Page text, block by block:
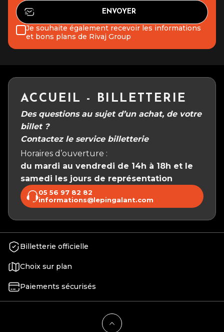
Je souhaite également recevoir les informations
et bons plans de Rivaj Group
ACCUEIL - BILLETTERIE
Des questions au sujet d’un achat, de votre
billet ?
Contactez le service billetterie
Horaires d’ouverture :
du mardi au vendredi de 14h à 18h et le
samedi les jours de représentation
05 56 97 82 82
informations@lepingalant.com
Billetterie officielle
Choix sur plan
Paiements sécurisés